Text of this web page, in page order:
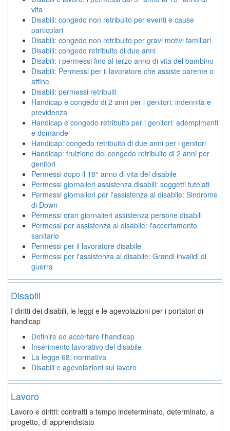
vita
Disabili: congedo non retribuito per eventi e cause
particolari
Disabili: congedo non retribuito per gravi motivi familiari
Disabili: congedo retribuito di due anni
Disabili: i permessi fino al terzo anno di vita del bambino
Disabili: Permessi per il lavoratore che assiste parente o
affine
Disabili: permessi retribuiti
Handicap e congedo di 2 anni per i genitori: indennità e
previdenza
Handicap e congedo retribuito per i genitori: adempimenti
e domande
Handicap: congedo retribuito di due anni per i genitori
Handicap: fruizione del congedo retribuito di 2 anni per
genitori
Permessi dopo il 18° anno di vita del disabile
Permessi giornalieri assistenza disabili: soggetti tutelati
Permessi giornalieri per l'assistenza al disabile: Sindrome
di Down
Permessi orari giornalieri assistenza persone disabili
Permessi per assistenza al disabile: l'accertamento
sanitario
Permessi per il lavoratore disabile
Permessi per l'assistenza al disabile: Grandi invalidi di
guerra
Disabili
I diritti dei disabili, le leggi e le agevolazioni per i portatori di
handicap
Definire ed accertare l'handicap
Inserimento lavorativo del disabile
La legge 68, normativa
Disabili e agevolazioni sul lavoro
Lavoro
Lavoro e diritti: contratti a tempo indeterminato, determinato, a
progetto, di apprendistato